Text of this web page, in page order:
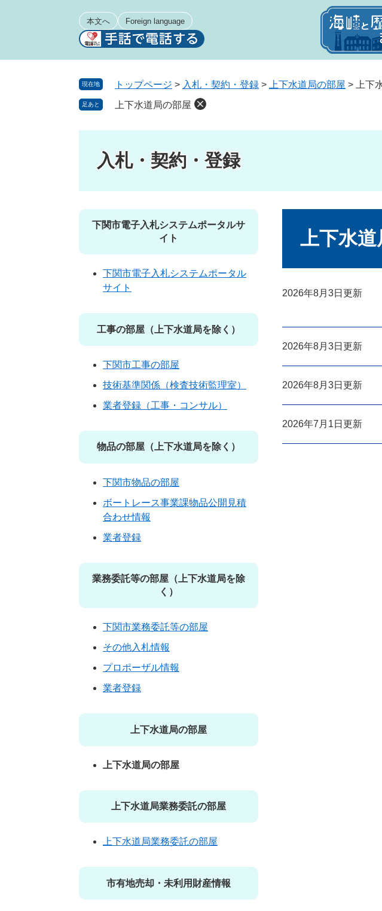
本文へ Foreign language
現在地 トップページ > 入札・契約・登録 > 上下水道局の部屋 > 上下
足あと 上下水道局の部屋
入札・契約・登録
上下水
2026年8月3日更新
2026年8月3日更新
2026年8月3日更新
2026年7月1日更新
下関市電子入札システムポータルサ
イト
下関市電子入札システムポータル
サイト
工事の部屋（上下水道局を除く）
下関市工事の部屋
技術基準関係（検査技術監理室）
業者登録（工事・コンサル）
物品の部屋（上下水道局を除く）
下関市物品の部屋
ボートレース事業課物品公開見積
合わせ情報
業者登録
業務委託等の部屋（上下水道局を除
く）
下関市業務委託等の部屋
その他入札情報
プロポーザル情報
業者登録
上下水道局の部屋
上下水道局の部屋
上下水道局業務委託の部屋
上下水道局業務委託の部屋
市有地売却・未利用財産情報